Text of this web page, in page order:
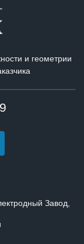
и геометрии
Завод,